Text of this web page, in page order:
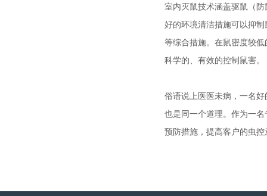
室内灭鼠技术涵盖驱鼠（
好的环境清洁措施可以抑
等综合措施。在鼠密度较
科学的、有效的控制鼠害。
俗语说上医医未病，一名
也是同一个道理。作为一
预防措施，提高客户的虫